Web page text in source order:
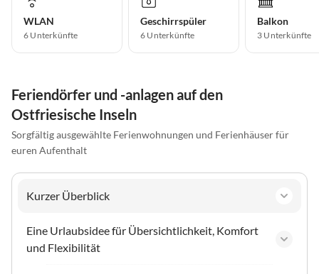
WLAN
6 Unterkünfte
Geschirrspüler
6 Unterkünfte
Balkon
3 Unterkünfte
Feriendörfer und -anlagen auf den
Ostfriesische Inseln
Sorgfältig ausgewählte Ferienwohnungen und Ferienhäuser für
euren Aufenthalt
Kurzer Überblick
Eine Urlaubsidee für Übersichtlichkeit, Komfort
und Flexibilität